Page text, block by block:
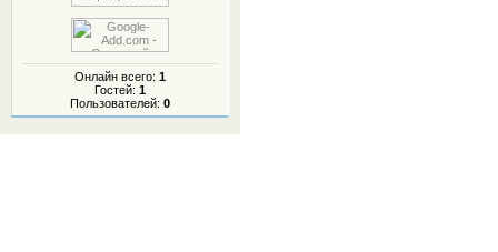
Онлайн всего: 1
Гостей: 1
Пользователей: 0